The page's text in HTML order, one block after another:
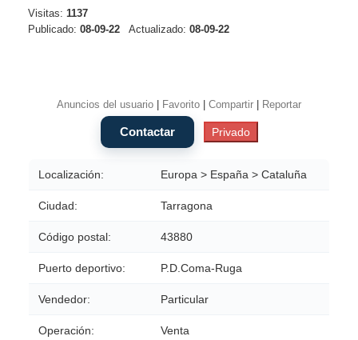
Visitas: 1137
Publicado: 08-09-22 Actualizado: 08-09-22
Anuncios del usuario Favorito Compartir Reportar
Localización: Europa > España > Cataluña
Ciudad: Tarragona
Código postal: 43880
Puerto deportivo: P.D.Coma-Ruga
Vendedor: Particular
Operación: Venta